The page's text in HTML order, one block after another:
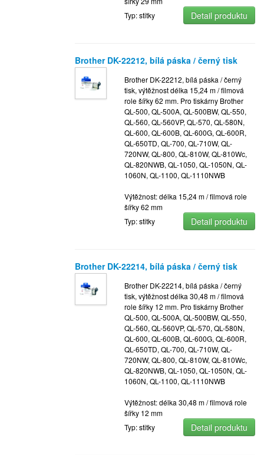
Typ: stitky
Detail produktu
Brother DK-22212, bílá páska / černý tisk
Brother DK-22212, bílá páska / černý
tisk, výtěžnost délka 15,24 m / filmová
role šířky 62 mm. Pro tiskárny Brother
QL-500, QL-500A, QL-500BW, QL-550,
QL-560, QL-560VP, QL-570, QL-580N,
QL-600, QL-600B, QL-600G, QL-600R,
QL-650TD, QL-700, QL-710W, QL-
720NW, QL-800, QL-810W, QL-810Wc,
QL-820NWB, QL-1050, QL-1050N, QL-
1060N, QL-1100, QL-1110NWB
Výtěžnost: délka 15,24 m / filmová role
šířky 62 mm
Typ: stitky
Detail produktu
Brother DK-22214, bílá páska / černý tisk
Brother DK-22214, bílá páska / černý
tisk, výtěžnost délka 30,48 m / filmová
role šířky 12 mm. Pro tiskárny Brother
QL-500, QL-500A, QL-500BW, QL-550,
QL-560, QL-560VP, QL-570, QL-580N,
QL-600, QL-600B, QL-600G, QL-600R,
QL-650TD, QL-700, QL-710W, QL-
720NW, QL-800, QL-810W, QL-810Wc,
QL-820NWB, QL-1050, QL-1050N, QL-
1060N, QL-1100, QL-1110NWB
Výtěžnost: délka 30,48 m / filmová role
šířky 12 mm
Typ: stitky
Detail produktu